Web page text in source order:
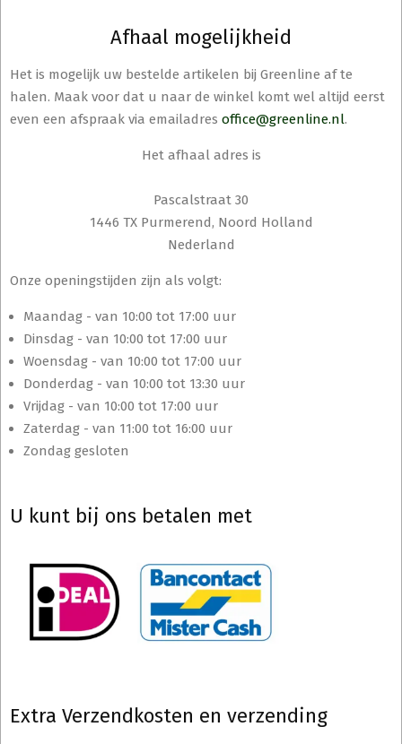
Afhaal mogelijkheid
Het is mogelijk uw bestelde artikelen bij Greenline af te
halen. Maak voor dat u naar de winkel komt wel altijd eerst
even een afspraak via emailadres office@greenline.nl.
Het afhaal adres is
Pascalstraat 30
1446 TX Purmerend, Noord Holland
Nederland
Onze openingstijden zijn als volgt:
Maandag - van 10:00 tot 17:00 uur
Dinsdag - van 10:00 tot 17:00 uur
Woensdag - van 10:00 tot 17:00 uur
Donderdag - van 10:00 tot 13:30 uur
Vrijdag - van 10:00 tot 17:00 uur
Zaterdag - van 11:00 tot 16:00 uur
Zondag gesloten
U kunt bij ons betalen met
Extra Verzendkosten en verzending